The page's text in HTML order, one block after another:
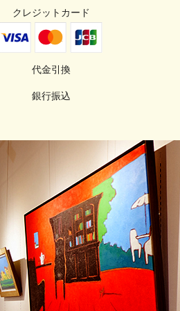
クレジットカード
代金引換
銀行振込